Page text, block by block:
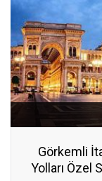
Görkemli
Yolları Özel